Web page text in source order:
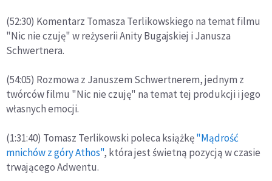
(52:30) Komentarz Tomasza Terlikowskiego na temat filmu
"Nic nie czuję" w reżyserii Anity Bugajskiej i Janusza
Schwertnera.
(54:05) Rozmowa z Januszem Schwertnerem, jednym z
twórców filmu "Nic nie czuję" na temat tej produkcji i jego
własnych emocji.
(1:31:40) Tomasz Terlikowski poleca książkę"Mądrość
mnichów z góry Athos", która jest świetną pozycją w czasie
trwającego Adwentu.